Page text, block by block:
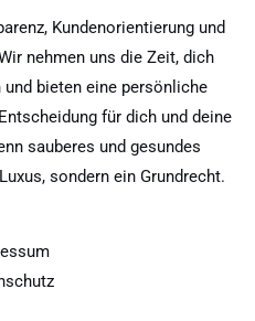
Kundenorientierung und
nehmen uns die Zeit, dich
bieten eine persönliche
für dich und deine
sauberes und gesundes
sondern ein Grundrecht.